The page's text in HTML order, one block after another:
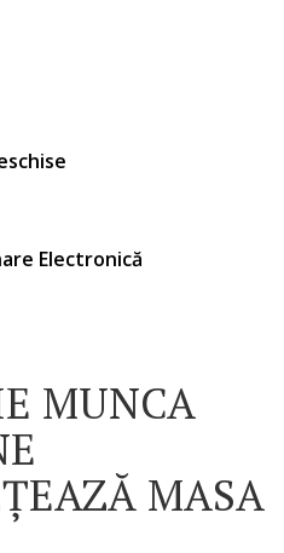
Electronică
MUNCA
MASA